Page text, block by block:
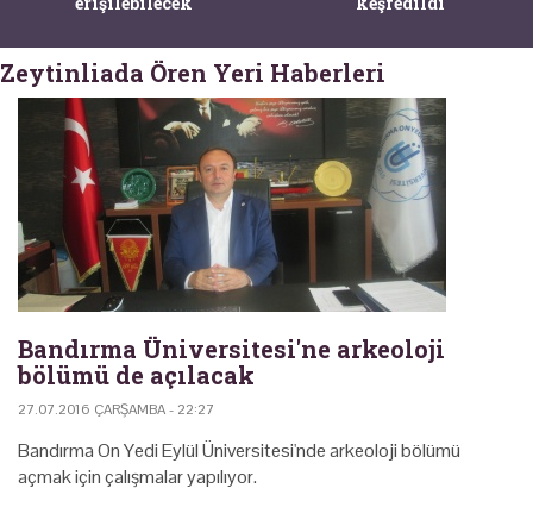
Zeytinliada Ören Yeri Haberleri
Bandırma Üniversitesi'ne arkeoloji
bölümü de açılacak
27.07.2016 ÇARŞAMBA - 22:27
Bandırma On Yedi Eylül Üniversitesi'nde arkeoloji bölümü
açmak için çalışmalar yapılıyor.